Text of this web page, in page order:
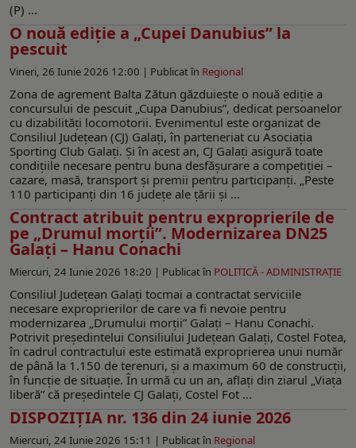
(P) ...
O nouă ediție a „Cupei Danubius” la
pescuit
Vineri, 26 Iunie 2026 12:00 | Publicat în Regional
Zona de agrement Balta Zătun găzduieşte o nouă ediție a
concursului de pescuit „Cupa Danubius”, dedicat persoanelor
cu dizabilități locomotorii. Evenimentul este organizat de
Consiliul Județean (CJ) Galați, în parteneriat cu Asociația
Sporting Club Galați. Și în acest an, CJ Galați asigură toate
condițiile necesare pentru buna desfășurare a competiției –
cazare, masă, transport și premii pentru participanți. „Peste
110 participanți din 16 județe ale țării și ...
Contract atribuit pentru exproprierile de
pe „Drumul morții”. Modernizarea DN25
Galați – Hanu Conachi
Miercuri, 24 Iunie 2026 18:20 | Publicat în POLITICĂ - ADMINISTRAŢIE
Consiliul Județean Galați tocmai a contractat serviciile
necesare exproprierilor de care va fi nevoie pentru
modernizarea „Drumului morții” Galați – Hanu Conachi.
Potrivit președintelui Consiliului Județean Galați, Costel Fotea,
în cadrul contractului este estimată exproprierea unui număr
de până la 1.150 de terenuri, și a maximum 60 de construcții,
în funcție de situație. În urmă cu un an, aflați din ziarul „Viața
liberă” că președintele CJ Galați, Costel Fot ...
DISPOZIŢIA nr. 136 din 24 iunie 2026
Miercuri, 24 Iunie 2026 15:11 | Publicat în Regional